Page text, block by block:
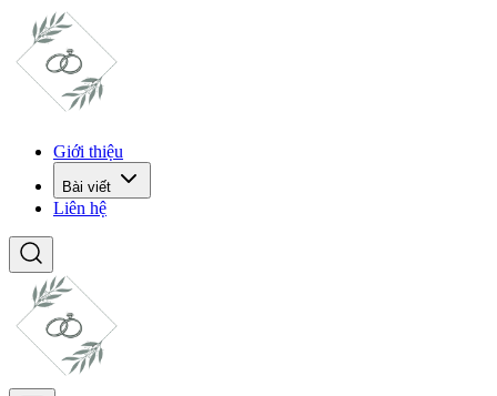
Giới thiệu
Bài viết
Liên hệ